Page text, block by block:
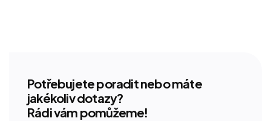
Potřebujete poradit nebo máte
jakékoliv dotazy?
Rádi vám pomůžeme!